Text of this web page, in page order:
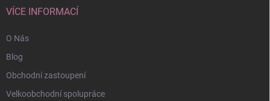
VÍCE INFORMACÍ
O Nás
Blog
Obchodní zastoupení
Velkoobchodní spolupráce